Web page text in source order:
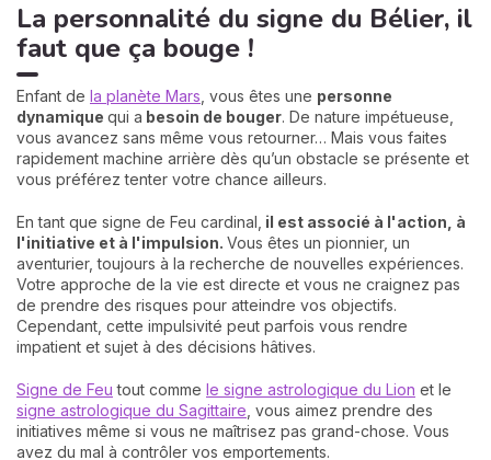
La personnalité du signe du Bélier, il
faut que ça bouge !
Enfant de la planète Mars, vous êtes une personne
dynamique qui a besoin de bouger. De nature impétueuse,
vous avancez sans même vous retourner… Mais vous faites
rapidement machine arrière dès qu’un obstacle se présente et
vous préférez tenter votre chance ailleurs.
En tant que signe de Feu cardinal, il est associé à l'action, à
l'initiative et à l'impulsion. Vous êtes un pionnier, un
aventurier, toujours à la recherche de nouvelles expériences.
Votre approche de la vie est directe et vous ne craignez pas
de prendre des risques pour atteindre vos objectifs.
Cependant, cette impulsivité peut parfois vous rendre
impatient et sujet à des décisions hâtives.
Signe de Feu tout comme le signe astrologique du Lion et le
signe astrologique du Sagittaire, vous aimez prendre des
initiatives même si vous ne maîtrisez pas grand-chose. Vous
avez du mal à contrôler vos emportements.